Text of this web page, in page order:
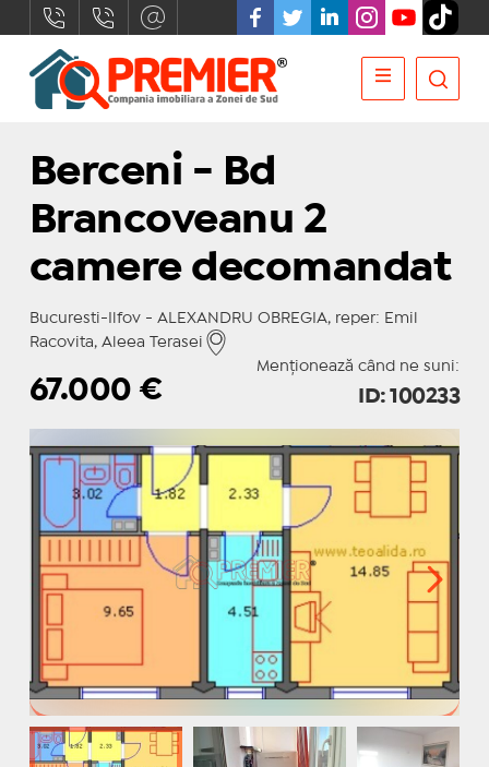
Berceni - Bd
Brancoveanu 2
camere decomandat
Bucuresti-Ilfov - ALEXANDRU OBREGIA, reper: Emil
Racovita, Aleea Terasei
Menționează când ne suni:
67.000€ ID: 100233